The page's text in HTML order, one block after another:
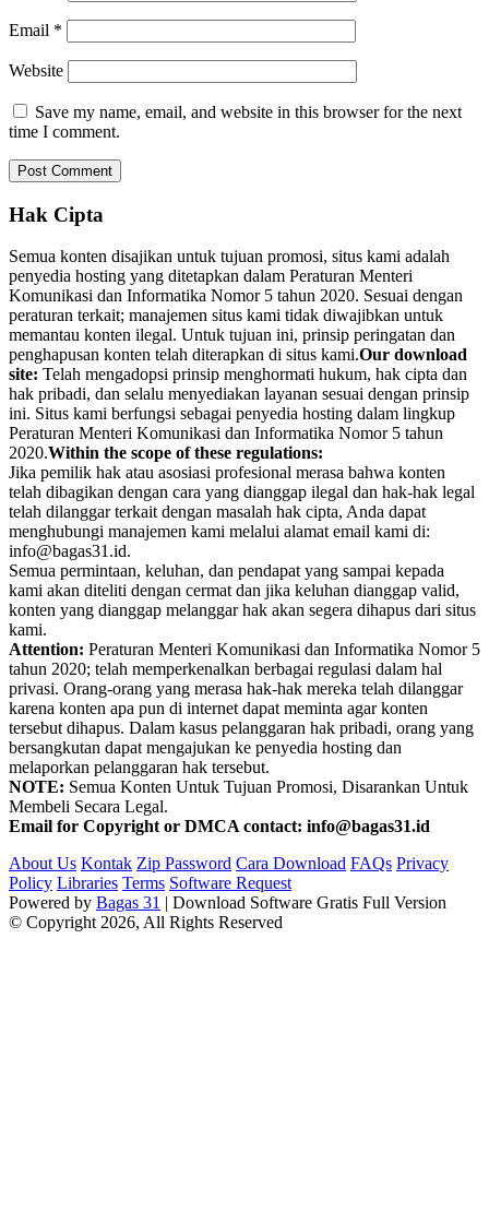
Email *
Website
Save my name, email, and website in this browser for the next
time I comment.
Hak Cipta
Semua konten disajikan untuk tujuan promosi, situs kami adalah
penyedia hosting yang ditetapkan dalam Peraturan Menteri
Komunikasi dan Informatika Nomor 5 tahun 2020. Sesuai dengan
peraturan terkait; manajemen situs kami tidak diwajibkan untuk
memantau konten ilegal. Untuk tujuan ini, prinsip peringatan dan
penghapusan konten telah diterapkan di situs kami.Our download
site: Telah mengadopsi prinsip menghormati hukum, hak cipta dan
hak pribadi, dan selalu menyediakan layanan sesuai dengan prinsip
ini. Situs kami berfungsi sebagai penyedia hosting dalam lingkup
Peraturan Menteri Komunikasi dan Informatika Nomor 5 tahun
2020.Within the scope of these regulations:
Jika pemilik hak atau asosiasi profesional merasa bahwa konten
telah dibagikan dengan cara yang dianggap ilegal dan hak-hak legal
telah dilanggar terkait dengan masalah hak cipta, Anda dapat
menghubungi manajemen kami melalui alamat email kami di:
info@bagas31.id.
Semua permintaan, keluhan, dan pendapat yang sampai kepada
kami akan diteliti dengan cermat dan jika keluhan dianggap valid,
konten yang dianggap melanggar hak akan segera dihapus dari situs
kami.
Attention: Peraturan Menteri Komunikasi dan Informatika Nomor 5
tahun 2020; telah memperkenalkan berbagai regulasi dalam hal
privasi. Orang-orang yang merasa hak-hak mereka telah dilanggar
karena konten apa pun di internet dapat meminta agar konten
tersebut dihapus. Dalam kasus pelanggaran hak pribadi, orang yang
bersangkutan dapat mengajukan ke penyedia hosting dan
melaporkan pelanggaran hak tersebut.
NOTE: Semua Konten Untuk Tujuan Promosi, Disarankan Untuk
Membeli Secara Legal.
Email for Copyright or DMCA contact: info@bagas31.id
About Us Kontak Zip Password Cara Download FAQs Privacy
Policy Libraries Terms Software Request
Powered by Bagas 31 | Download Software Gratis Full Version
© Copyright 2026, All Rights Reserved